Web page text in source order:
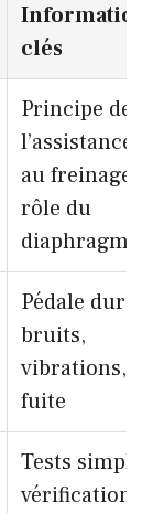
clés
Principe de
l’assistance
au freinage,
rôle du
diaphragme
Pédale dure,
bruits,
vibrations,
fuite
Tests
vérifications